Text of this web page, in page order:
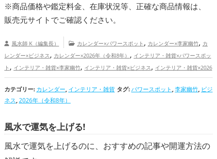
※商品価格や鑑定料金、在庫状況等、正確な商品情報は、
販売元サイトでご確認ください。
風水師 K（編集長） カレンダー×パワースポット , カレンダー×李家幽竹, カ
レンダー×ビジネス , カレンダー×2026年（令和8年） , インテリア・雑貨×パワースポッ
ト , インテリア・雑貨×李家幽竹, インテリア・雑貨×ビジネス , インテリア・雑貨×2026
年（令和8年）
パワースポットの開運グッズ,李家幽竹の開運グッズ,ビジネスの
開運グッズ,2026年（令和8年）の開運グッズ 富山県,北海道,道北,東北地方,岩
手県,長野県,道東,滋賀県,
カテゴリー: カレンダー, インテリア・雑貨 タグ:パワースポット,李家幽竹, ビジ
ネス,2026年（令和8年）
風水で運気を上げる!
風水で運気を上げるのに、おすすめの記事や開運方法の